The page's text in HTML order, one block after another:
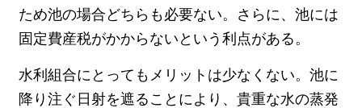
ため池の場合どちらも必要ない。さらに、池には
固定費産税がかからないという利点がある。
水利組合にとってもメリットは少なくない。池に
降り注ぐ日射を遮ることにより、貴重な水の蒸発